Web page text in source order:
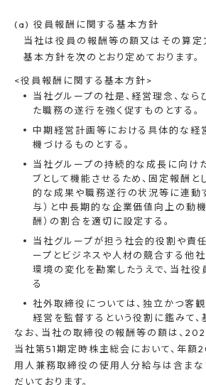
(a) 役員報酬に関する基本方針
当社は役員の報酬等の額又はその算定
基本方針を次のとおり定めております。
<役員報酬に関する基本方針>
当社グループの社是、経営理念、な
た職務の遂行を強く促すものとする。
中期経営計画等における具体的な経
機づけるものとする。
当社グループの持続的な成長に向け
ブとして機能させるため、固定報酬と
的な成果や職務遂行の状況等に連動
与）と中長期的な企業価値向上の動
酬）の割合を適切に設定する。
当社グループが担う社会的役割や責
ープとビジネスや人材の競合する他
環境の変化を勘案したうえで、当社
る
社外取締役については、独立かつ客
経営を監督するという役割に鑑みて、
なお、当社の取締役の報酬等の額は、
当社第51期定時株主総会において、年
用人兼務取締役の使用人分給与は含まな
だいております。